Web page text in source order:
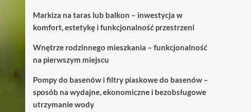
Markiza na taras lub balkon – inwestycja w
komfort, estetykę i funkcjonalność przestrzeni
Wnętrze rodzinnego mieszkania – funkcjonalność
na pierwszym miejscu
Pompy do basenów i filtry piaskowe do basenów –
sposób na wydajne, ekonomiczne i bezobsługowe
utrzymanie wody